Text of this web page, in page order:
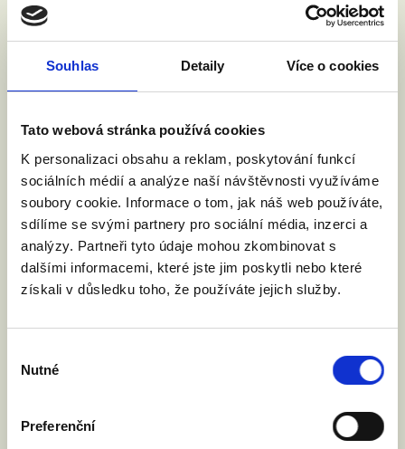
Souhlas Detaily Více o cookies
Tato webová stránka používá cookies
K personalizaci obsahu a reklam, poskytování funkcí
sociálních médií a analýze naší návštěvnosti využíváme
soubory cookie. Informace o tom, jak náš web používáte,
sdílíme se svými partnery pro sociální média, inzerci a
analýzy. Partneři tyto údaje mohou zkombinovat s
dalšími informacemi, které jste jim poskytli nebo které
získali v důsledku toho, že používáte jejich služby.
souhlasu
Nutné
Preferenční
Sněmovně předložený. Teď
si ale společně s vámi na
chvíli odpočineme a
nabereme síly pro budoucí
práci, abychom konečně v
Česku měli manželství i
pro gay a lesbické páry a
rodiny s dětmi.